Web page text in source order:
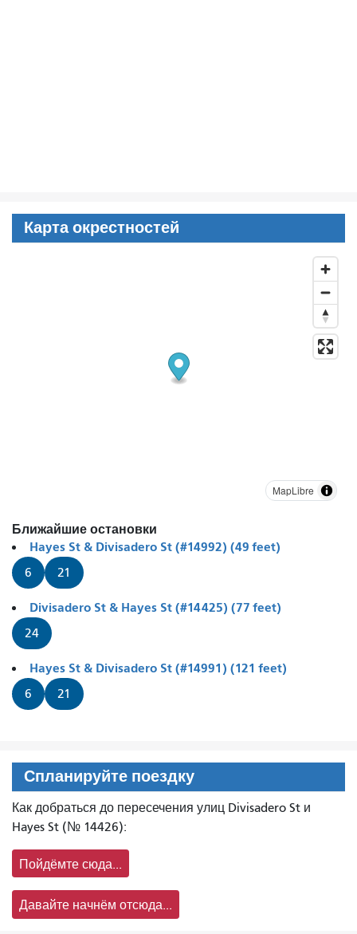
Карта окрестностей
MapLibre
Ближайшие остановки
Hayes St & Divisadero St (#14992) (49 feet)
6 21
Divisadero St & Hayes St (#14425) (77 feet)
24
Hayes St & Divisadero St (#14991) (121 feet)
6 21
Спланируйте поездку
Как добраться до пересечения улиц Divisadero St и
Hayes St (№ 14426):
Пойдёмте сюда...
Давайте начнём отсюда...